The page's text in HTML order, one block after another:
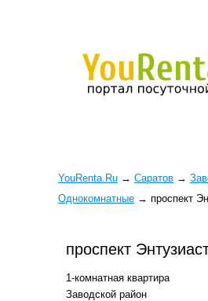
YouRenta.Ru → Саратов →
Однокомнатные → проспект
проспект
1-комнатная квартира
Заводской район